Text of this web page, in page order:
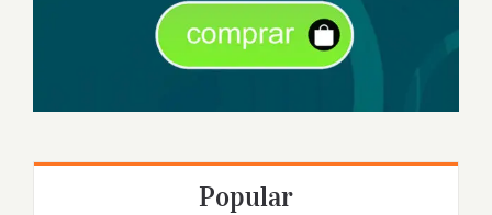
Popular